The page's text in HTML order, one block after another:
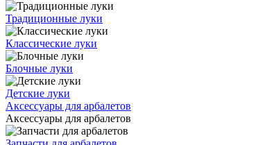
Традиционные луки
Классические луки
Блочные луки
Детские луки
Аксессуары для арбалетов
Аксессуары для арбалетов